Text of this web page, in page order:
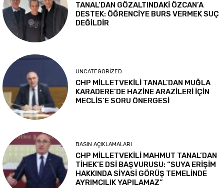
TANAL’DAN GÖZALTINDAKİ ÖZCAN’A
DESTEK: ÖĞRENCİYE BURS VERMEK SUÇ
DEĞİLDİR
UNCATEGORIZED
CHP MİLLETVEKİLİ TANAL’DAN MUĞLA
KARADERE’DE HAZİNE ARAZİLERİ İÇİN
MECLİS’E SORU ÖNERGESİ
BASIN AÇIKLAMALARI
CHP MİLLETVEKİLİ MAHMUT TANAL’DAN
TİHEK’E DSİ BAŞVURUSU: “SUYA ERİŞİM
HAKKINDA SİYASİ GÖRÜŞ TEMELİNDE
AYRIMCILIK YAPILAMAZ”